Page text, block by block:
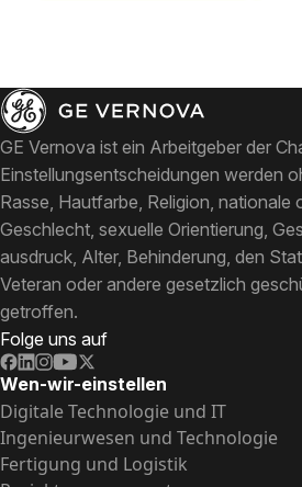
GE Vernova ist ein Arbeitgeber der
Einstellungsentscheidungen werden
Rasse, Hautfarbe, Religion, nationale
Geschlecht, sexuelle Orientierung,
ausdruck, Alter, Behinderung, den
Veteran oder andere gesetzlich
getroffen.
Folge uns auf
Wen-wir-einstellen
Digitale Technologie und IT
Ingenieurwesen und Technologie
Fertigung und Logistik